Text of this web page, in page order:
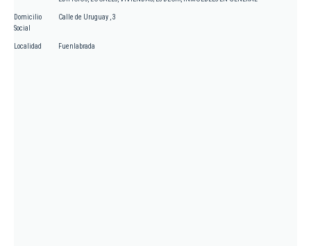
Domicilio
Social
Calle de Uruguay , 3
Localidad Fuenlabrada